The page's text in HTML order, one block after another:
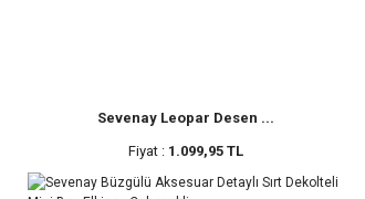
Sevenay Leopar Desen ...
Fiyat : 1.099,95 TL